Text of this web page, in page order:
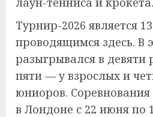
Турнир-2026 является
проводящимся здесь. В
разыгрывался в девяти
пяти — у взрослых и
юниоров. Соревнования
в Лондоне с 22 июня по